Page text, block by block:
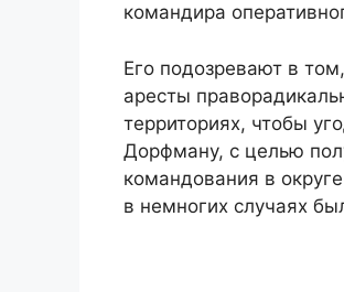
командира
Его подозревают в
аресты
территориях, чтобы
Дорфману, с целью
командования в
в немногих случаях